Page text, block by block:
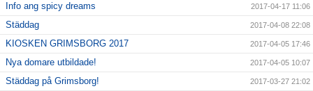
Info ang spicy dreams 2017-04-17 11:06
Städdag 2017-04-08 22:08
KIOSKEN GRIMSBORG 2017 2017-04-05 17:46
Nya domare utbildade! 2017-04-05 10:07
Städdag på Grimsborg! 2017-03-27 21:02